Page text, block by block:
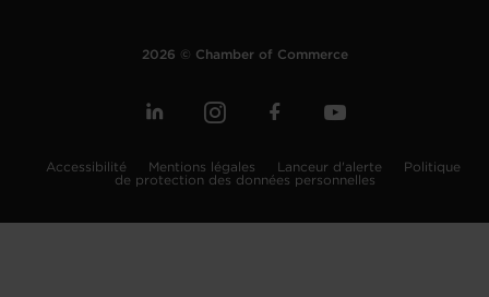
2026 © Chamber of Commerce
Accessibilité Mentions légales Lanceur d'alerte
Politique
de protection des données personnelles